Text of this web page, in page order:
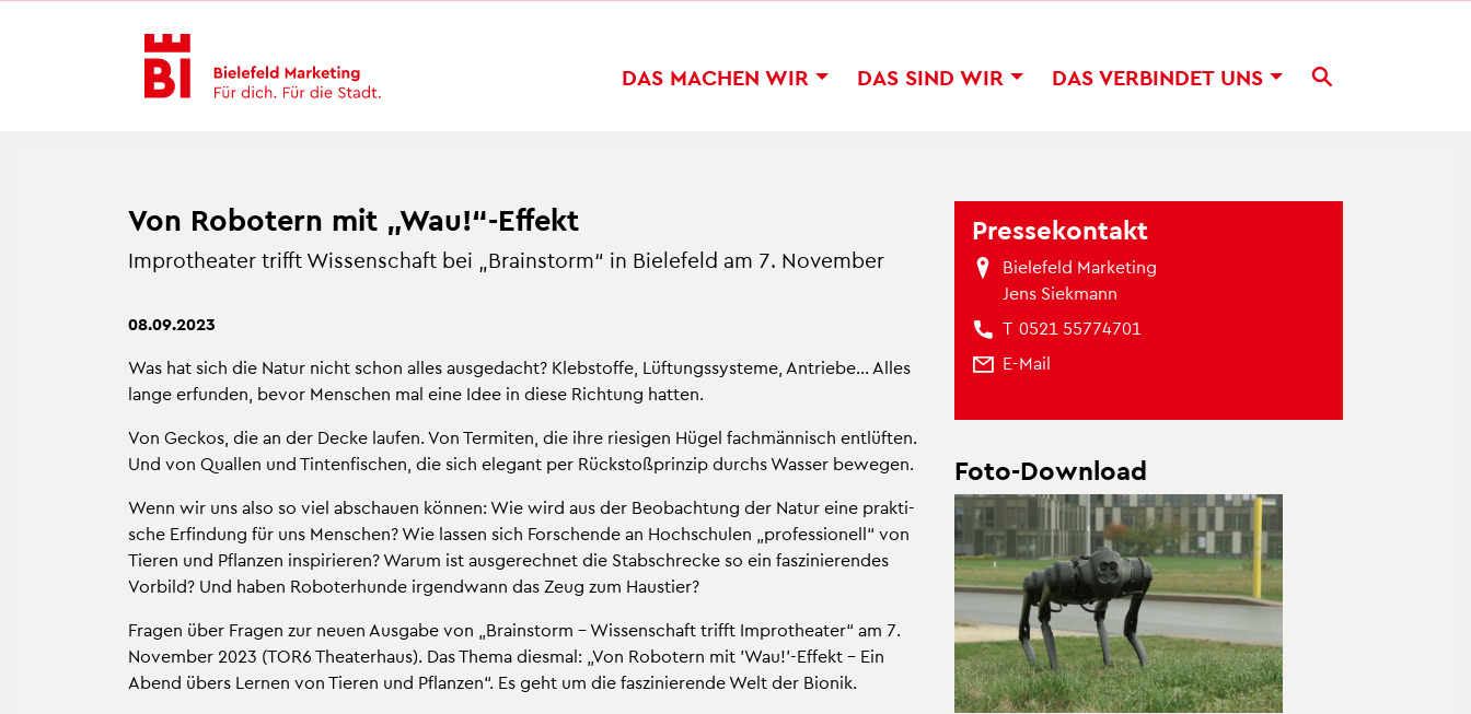
In­
halt
an­
sprin­
Menü
an­
sprin­
gen
Suche
an­
sprin­
gen
DAS MA­CHEN WIR DAS SIND WIR DAS VER­BIN­DET UNS
Von Ro­bo­tern mit „Wau!“-Ef­fekt
Im­pro­thea­ter trifft Wis­sen­schaft bei „Brain­storm“ in Bie­le­feld am 7. No­vem­ber
08.09.2023
Was hat sich die Natur nicht schon alles aus­ge­dacht? Kleb­stof­fe, Lüf­tungs­sys­te­me, An­trie­be... Alles
lange er­fun­den, bevor Men­schen mal eine Idee in diese Rich­tung hat­ten.
Von Ge­ckos, die an der Decke lau­fen. Von Ter­mi­ten, die ihre rie­si­gen Hügel fach­män­nisch ent­lüf­ten.
Und von Qual­len und Tin­ten­fi­schen, die sich ele­gant per Rück­sto­ß­prin­zip durchs Was­ser be­we­gen.
Wenn wir uns also so viel ab­schau­en kön­nen: Wie wird aus der Be­ob­ach­tung der Natur eine prak­ti­
sche Er­fin­dung für uns Men­schen? Wie las­sen sich For­schen­de an Hoch­schu­len „pro­fes­sio­nell“ von
Tie­ren und Pflan­zen in­spi­rie­ren? Warum ist aus­ge­rech­net die Stab­schre­cke so ein fas­zi­nie­ren­des
Vor­bild? Und haben Ro­bo­ter­hun­de ir­gend­wann das Zeug zum Haus­tier?
Fra­gen über Fra­gen zur neuen Aus­ga­be von „Brain­storm – Wis­sen­schaft trifft Im­pro­thea­ter“ am 7.
No­vem­ber 2023 (TOR6 Thea­ter­haus). Das Thema dies­mal: „Von Ro­bo­tern mit 'Wau!'-Ef­fekt – Ein
Abend übers Ler­nen von Tie­ren und Pflan­zen“. Es geht um die fas­zi­nie­ren­de Welt der Bio­nik.
Pres­se­kon­takt
Bie­le­feld Mar­ke­ting
Jens Siek­mann
T 0521 55774701
E-Mail
Foto-Down­load